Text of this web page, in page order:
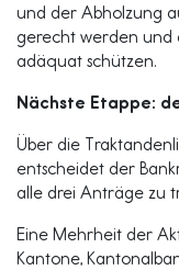
und der Abholzung
gerecht werden und
adäquat schützen.
Nächste Etappe:
Über die
entscheidet der
alle drei Anträge zu
Eine Mehrheit der
Kantone,